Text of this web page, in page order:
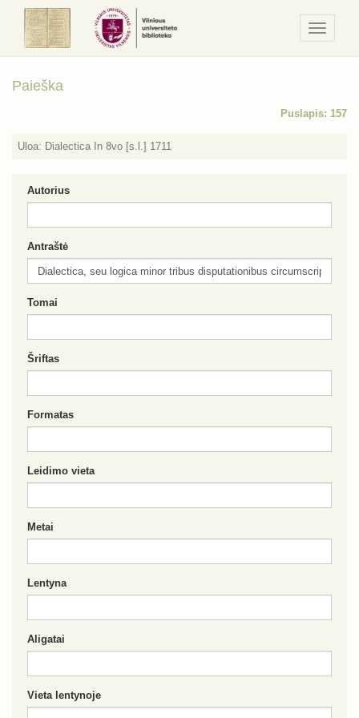
/
Meniu
Paieška
Puslapis: 157
Uloa: Dialectica In 8vo [s.l.] 1711
Autorius
Antraštė
Tomai
Šriftas
Formatas
Leidimo vieta
Metai
Lentyna
Aligatai
Vieta lentynoje